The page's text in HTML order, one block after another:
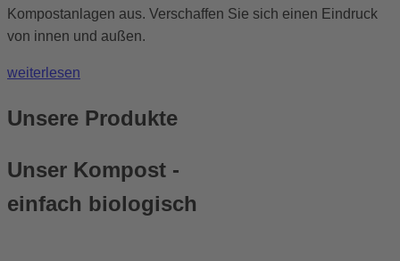
Kompostanlagen aus. Verschaffen Sie sich einen Eindruck
von innen und außen.
weiterlesen
Unsere Produkte
Unser Kompost -
einfach biologisch